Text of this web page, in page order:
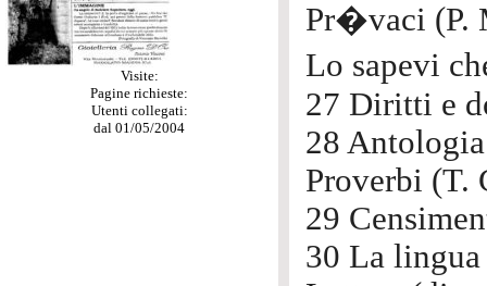
Visite:
Pagine richieste:
Utenti collegati:
dal 01/05/2004
Pr�vaci (P.
Lo sapevi
27 Diritti e
28
Proverbi (T.
29
30 La